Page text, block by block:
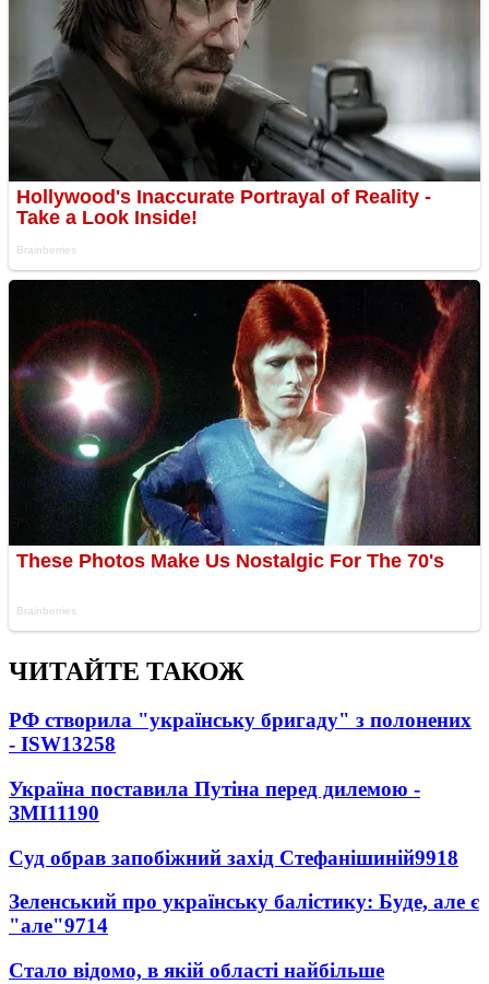
ЧИТАЙТЕ ТАКОЖ
РФ створила "українську бригаду" з полонених
- ISW13258
Україна поставила Путіна перед дилемою -
ЗМІ11190
Суд обрав запобіжний захід Стефанішиній9918
Зеленський про українську балістику: Буде, але є
"але"9714
Стало відомо, в якій області найбільше